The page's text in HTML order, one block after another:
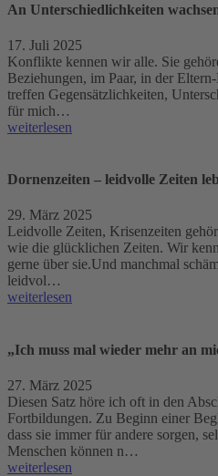
An Unterschiedlichkeiten
17. Juli 2025
Konflikte kennen wir alle. Sie
Beziehungen, im Paar, in der
treffen Gegensätzlichkeiten,
für mich…
weiterlesen
Dornenzeiten – leidvolle Zeiten
29. März 2025
Leidvolle Zeiten, Krisenzeiten
wie die glücklichen Zeiten. Wir
gerne über sie.Und manchmal
leidvol…
weiterlesen
„Ich muss mal wieder mehr an
27. März 2025
Diesen Satz höre ich oft in den
Fortbildungen. Zu Beginn einer
dass sie immer für andere sorgen,
Menschen können n…
weiterlesen